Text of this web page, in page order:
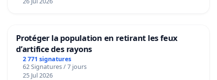
Protéger la population en retirant les feux
d’artifice des rayons
2 771 signatures
62 Signatures / 7 jours
25 Jul 2026